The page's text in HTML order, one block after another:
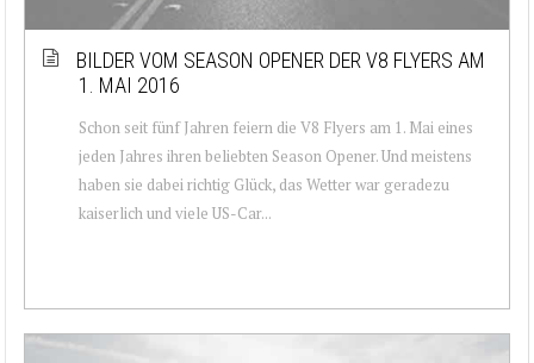
BILDER VOM SEASON OPENER DER V8 FLYERS AM
1. MAI 2016
Schon seit fünf Jahren feiern die V8 Flyers am 1. Mai eines
jeden Jahres ihren beliebten Season Opener. Und meistens
haben sie dabei richtig Glück, das Wetter war geradezu
kaiserlich und viele US-Car...